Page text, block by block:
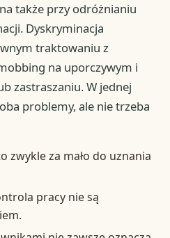
także przy odróżnianiu
Dyskryminacja
traktowaniu z
na uporczywym i
zastraszaniu. W jednej
problemy, ale nie trzeba
zwykle za mało do uznania
pracy nie są